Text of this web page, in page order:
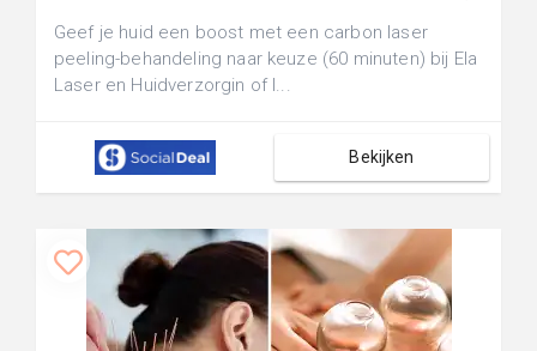
Geef je huid een boost met een carbon laser
peeling-behandeling naar keuze (60 minuten) bij Ela
Laser en Huidverzorgin of l...
Bekijken